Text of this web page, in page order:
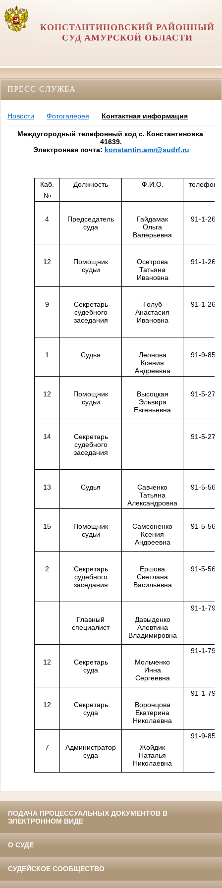
КОНСТАНТИНОВСКИЙ РАЙОННЫЙ
СУД АМУРСКОЙ ОБЛАСТИ
ПРЕСС-СЛУЖБА
Новости Фотогалерея Контактная информация
Междугородный телефонный код с. Константиновка
41639.
Электронная почта: konstantin.amr@sudrf.ru
Каб.
№
Должность Ф.И.О. телефон
4
Председатель
суда
Гайдамак
Ольга
Валерьевна
91-1-26
12
Помощник
судьи
Осетрова
Татьяна
Ивановна
91-1-26
9
Секретарь
судебного
заседания
Голуб
Анастасия
Ивановна
91-1-26
1 Судья
Леонова
Ксения
Андреевна
91-9-85
12
Помощник
судьи
Высоцкая
Эльвира
Евгеньевна
91-5-27
14
Секретарь
судебного
заседания
91-5-27
13 Судья
Савченко
Татьяна
Александровна
91-5-56
15
Помощник
судьи
Самсоненко
Ксения
Андреевна
91-5-56
2
Секретарь
судебного
заседания
Ершова
Светлана
Васильевна
91-5-56
Главный
специалист
Давыденко
Алевтина
Владимировна
91-1-79
12
Секретарь
суда
Мольченко
Инна
Сергеевна
91-1-79
12
Секретарь
суда
Воронцова
Екатерина
Николаевна
91-1-79
7
Администратор
суда
Жойдик
Наталья
Николаевна
91-9-85
ПОДАЧА ПРОЦЕССУАЛЬНЫХ ДОКУМЕНТОВ В
ЭЛЕКТРОННОМ ВИДЕ
О СУДЕ
СУДЕЙСКОЕ СООБЩЕСТВО